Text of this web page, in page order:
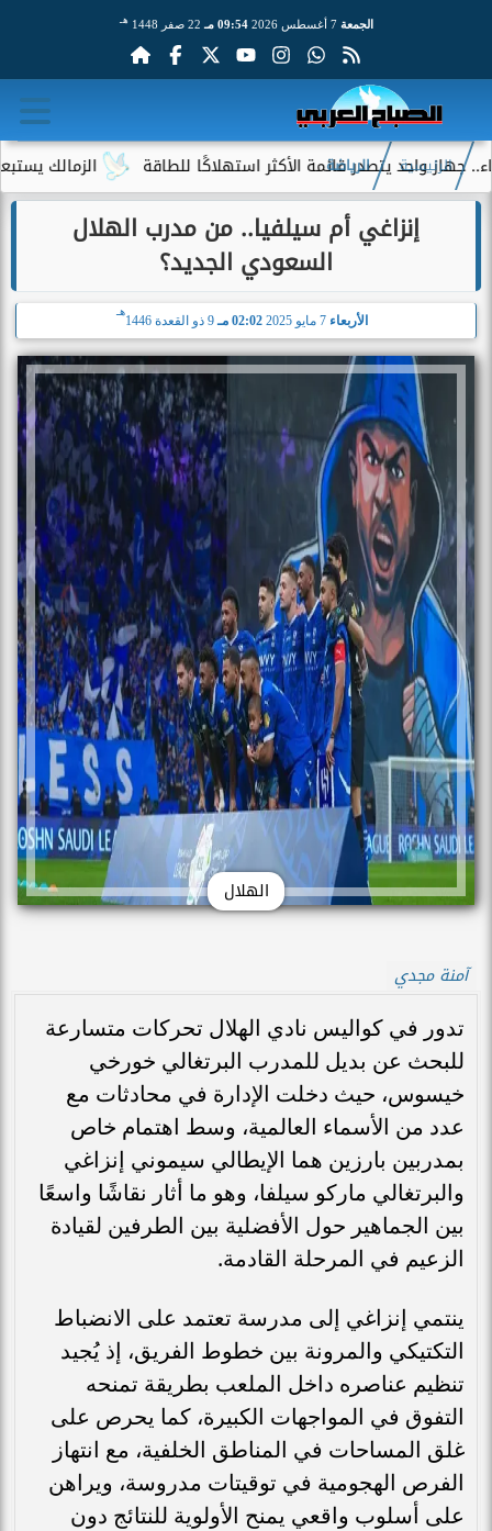
الجمعة 7 أغسطس 2026 09:54 مـ 22 صفر 1448 هـ
الزمالك يستبعد 4 لاعبين شباب من حساباته في الموسم الجديد يتصدر قائمة الأكثر استهلاكًا للطاقة
الرئيسية الرياضة
إنزاغي أم سيلفيا.. من مدرب الهلال
السعودي الجديد؟
الأربعاء 7 مايو 2025 02:02 مـ 9 ذو القعدة 1446
هـ
الهلال
آمنة مجدي
تدور في كواليس نادي الهلال تحركات متسارعة
للبحث عن بديل للمدرب البرتغالي خورخي
خيسوس، حيث دخلت الإدارة في محادثات مع
عدد من الأسماء العالمية، وسط اهتمام خاص
بمدربين بارزين هما الإيطالي سيموني إنزاغي
والبرتغالي ماركو سيلفا، وهو ما أثار نقاشًا واسعًا
بين الجماهير حول الأفضلية بين الطرفين لقيادة
الزعيم في المرحلة القادمة.
ينتمي إنزاغي إلى مدرسة تعتمد على الانضباط
التكتيكي والمرونة بين خطوط الفريق، إذ يُجيد
تنظيم عناصره داخل الملعب بطريقة تمنحه
التفوق في المواجهات الكبيرة، كما يحرص على
غلق المساحات في المناطق الخلفية، مع انتهاز
الفرص الهجومية في توقيتات مدروسة، ويراهن
على أسلوب واقعي يمنح الأولوية للنتائج دون